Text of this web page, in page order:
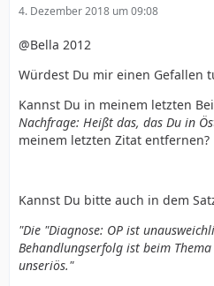
4. Dezember 2018 um 09:08
@Bella 2012
Würdest Du mir einen Gefallen
Kannst Du in meinem letzten
Nachfrage: Heißt das, das Du in
meinem letzten Zitat entfernen?
Kannst Du bitte auch in dem
"Die "Diagnose: OP ist
Behandlungserfolg ist beim
unseriös."